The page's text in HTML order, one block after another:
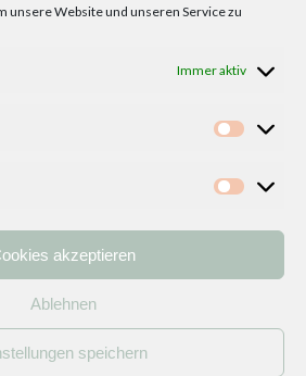
unsere Website und unseren Service zu
Immer aktiv
akzeptieren
Ablehnen
speichern
Kontakt
/ Datenschutzerklärung